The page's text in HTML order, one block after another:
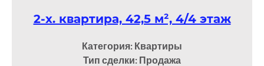
2-х. квартира, 42,5 м², 4/4 этаж
Категория: Квартиры
Тип сделки: Продажа